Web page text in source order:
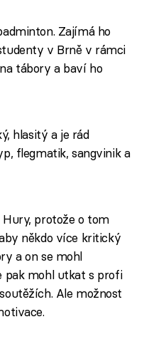
Zajímá ho
v Brně v rámci
tábory a baví ho
hlasitý a je rád
flegmatik, sangvinik a
Hury, protože o tom
někdo více kritický
a on se mohl
pak mohl utkat s profi
Ale možnost